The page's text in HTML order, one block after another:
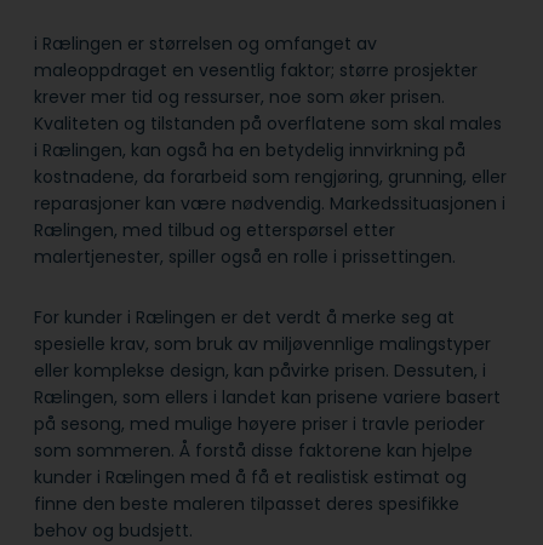
i Rælingen er størrelsen og omfanget av
maleoppdraget en vesentlig faktor; større prosjekter
krever mer tid og ressurser, noe som øker prisen.
Kvaliteten og tilstanden på overflatene som skal males
i Rælingen, kan også ha en betydelig innvirkning på
kostnadene, da forarbeid som rengjøring, grunning, eller
reparasjoner kan være nødvendig. Markedssituasjonen i
Rælingen, med tilbud og etterspørsel etter
malertjenester, spiller også en rolle i prissettingen.
For kunder i Rælingen er det verdt å merke seg at
spesielle krav, som bruk av miljøvennlige malingstyper
eller komplekse design, kan påvirke prisen. Dessuten, i
Rælingen, som ellers i landet kan prisene variere basert
på sesong, med mulige høyere priser i travle perioder
som sommeren. Å forstå disse faktorene kan hjelpe
kunder i Rælingen med å få et realistisk estimat og
finne den beste maleren tilpasset deres spesifikke
behov og budsjett.